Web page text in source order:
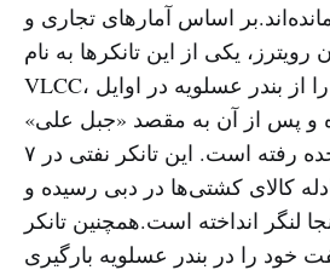
اساس آمارهای تجاری و
یکی از این تانکرها به نام
VLCC، میعانات گازی را از بندر عسلویه در اوایل
و پس از آن به مقصد «جبل علی»
در امارات متحده رفته است. این تانکر نفتی در ۷
کالای کشتی‌ها در دبی رسیده و
لنگر انداخته است.همچنین تانکر
خود را در بندر عسلویه بارگیری